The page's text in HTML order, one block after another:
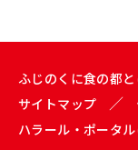
ふじのくに食の都
サイトマップ
ハラール・ポータ